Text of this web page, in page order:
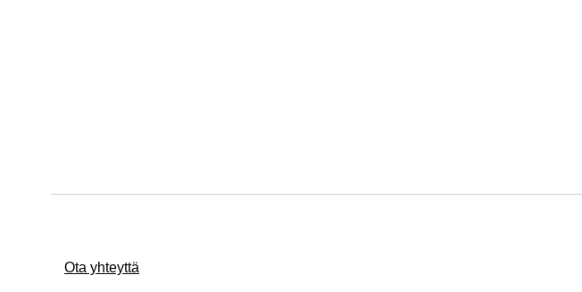
Ota yhteyttä